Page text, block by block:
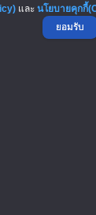
บทความมาใหม่ :
และ นโยบายคุกกี้
ยอมรับ